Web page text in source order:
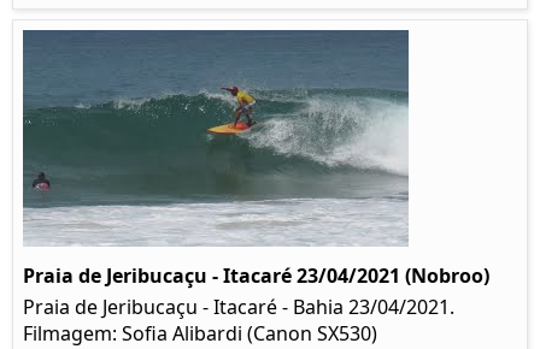
Praia de Jeribucaçu - Itacaré 23/04/2021 (Nobroo)
Praia de Jeribucaçu - Itacaré - Bahia 23/04/2021.
Filmagem: Sofia Alibardi (Canon SX530)